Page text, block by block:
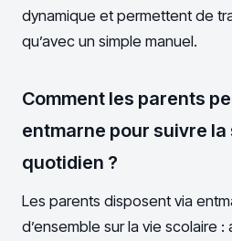
dynamique et permettent de
qu’avec un simple manuel.
Comment les parents
entmarne pour suivre
quotidien ?
Les parents disposent via
d’ensemble sur la vie scolaire :